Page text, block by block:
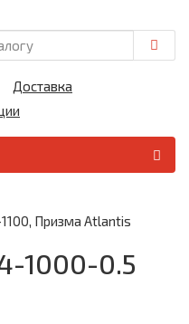
Доставка
Призма Atlantis
1000-0.5